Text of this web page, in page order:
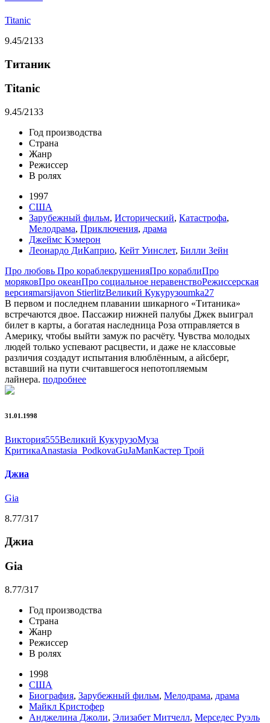
Titanic
9.45/2133
Титаник
Titanic
9.45/2133
Год производства
Страна
Жанр
Режиссер
В ролях
1997
США
Зарубежный фильм, Исторический, Катастрофа,
Мелодрама, Приключения, драма
Джеймс Кэмерон
Леонардо ДиКаприо, Кейт Уинслет, Билли Зейн
Про любовь Про кораблекрушенияПро кораблиПро
моряковПро океанПро социальное неравенствоРежиссерская
версияmarsijavon StierlitzВеликий Кукурузоumka27
В первом и последнем плавании шикарного «Титаника»
встречаются двое. Пассажир нижней палубы Джек выиграл
билет в карты, а богатая наследница Роза отправляется в
Америку, чтобы выйти замуж по расчёту. Чувства молодых
людей только успевают расцвести, и даже не классовые
различия создадут испытания влюблённым, а айсберг,
вставший на пути считавшегося непотопляемым
лайнера. подробнее
31.01.1998
Виктория555Великий КукурузоМуза
КритикаAnastasia_PodkovaGuJaManКастер Трой
Джиа
Gia
8.77/317
Джиа
Gia
8.77/317
Год производства
Страна
Жанр
Режиссер
В ролях
1998
США
Биография, Зарубежный фильм, Мелодрама, драма
Майкл Кристофер
Анджелина Джоли, Элизабет Митчелл, Мерседес Руэль